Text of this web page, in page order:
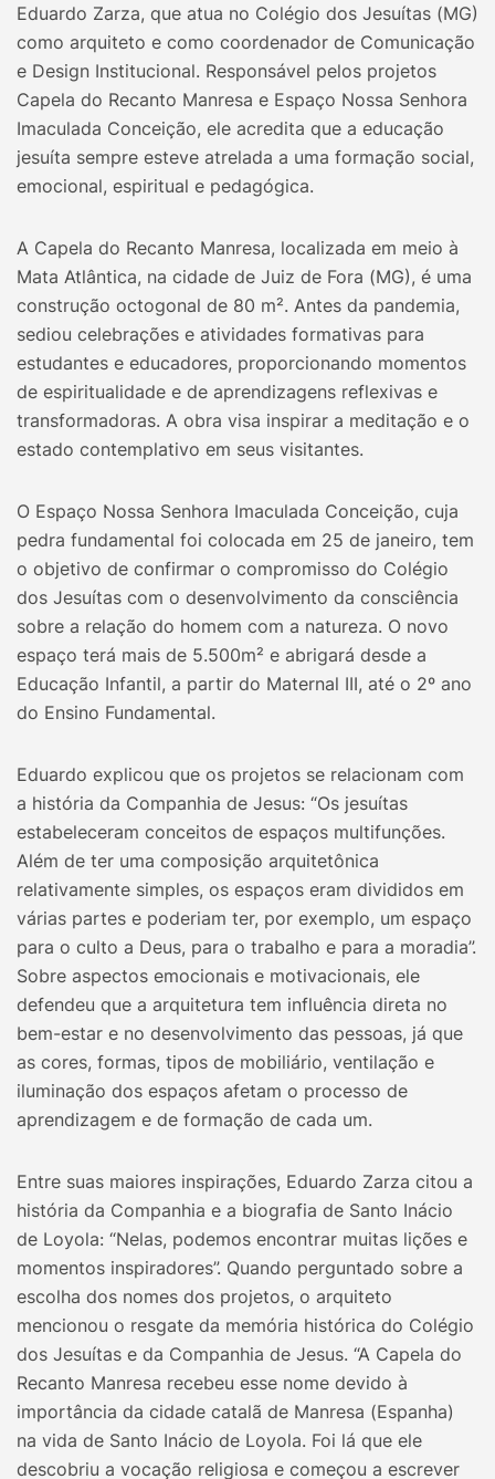
Eduardo Zarza, que atua no Colégio dos Jesuítas (MG)
como arquiteto e como coordenador de Comunicação
e Design Institucional. Responsável pelos projetos
Capela do Recanto Manresa e Espaço Nossa Senhora
Imaculada Conceição, ele acredita que a educação
jesuíta sempre esteve atrelada a uma formação social,
emocional, espiritual e pedagógica.
A Capela do Recanto Manresa, localizada em meio à
Mata Atlântica, na cidade de Juiz de Fora (MG), é uma
construção octogonal de 80 m². Antes da pandemia,
sediou celebrações e atividades formativas para
estudantes e educadores, proporcionando momentos
de espiritualidade e de aprendizagens reflexivas e
transformadoras. A obra visa inspirar a meditação e o
estado contemplativo em seus visitantes.
O Espaço Nossa Senhora Imaculada Conceição, cuja
pedra fundamental foi colocada em 25 de janeiro, tem
o objetivo de confirmar o compromisso do Colégio
dos Jesuítas com o desenvolvimento da consciência
sobre a relação do homem com a natureza. O novo
espaço terá mais de 5.500m² e abrigará desde a
Educação Infantil, a partir do Maternal III, até o 2º ano
do Ensino Fundamental.
Eduardo explicou que os projetos se relacionam com
a história da Companhia de Jesus: “Os jesuítas
estabeleceram conceitos de espaços multifunções.
Além de ter uma composição arquitetônica
relativamente simples, os espaços eram divididos em
várias partes e poderiam ter, por exemplo, um espaço
para o culto a Deus, para o trabalho e para a moradia”.
Sobre aspectos emocionais e motivacionais, ele
defendeu que a arquitetura tem influência direta no
bem-estar e no desenvolvimento das pessoas, já que
as cores, formas, tipos de mobiliário, ventilação e
iluminação dos espaços afetam o processo de
aprendizagem e de formação de cada um.
Entre suas maiores inspirações, Eduardo Zarza citou a
história da Companhia e a biografia de Santo Inácio
de Loyola: “Nelas, podemos encontrar muitas lições e
momentos inspiradores”. Quando perguntado sobre a
escolha dos nomes dos projetos, o arquiteto
mencionou o resgate da memória histórica do Colégio
dos Jesuítas e da Companhia de Jesus. “A Capela do
Recanto Manresa recebeu esse nome devido à
importância da cidade catalã de Manresa (Espanha)
na vida de Santo Inácio de Loyola. Foi lá que ele
descobriu a vocação religiosa e começou a escrever